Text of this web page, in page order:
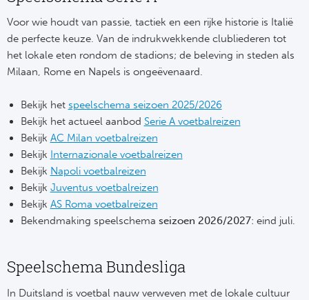
Voor wie houdt van passie, tactiek en een rijke historie is Italië
de perfecte keuze. Van de indrukwekkende clubliederen tot
het lokale eten rondom de stadions; de beleving in steden als
Milaan, Rome en Napels is ongeëvenaard.
Bekijk het speelschema seizoen 2025/2026
Bekijk het actueel aanbod Serie A voetbalreizen
Bekijk AC Milan voetbalreizen
Bekijk Internazionale voetbalreizen
Bekijk Napoli voetbalreizen
Bekijk Juventus voetbalreizen
Bekijk AS Roma voetbalreizen
Bekendmaking speelschema seizoen 2026/2027: eind juli.
Speelschema Bundesliga
In Duitsland is voetbal nauw verweven met de lokale cultuur